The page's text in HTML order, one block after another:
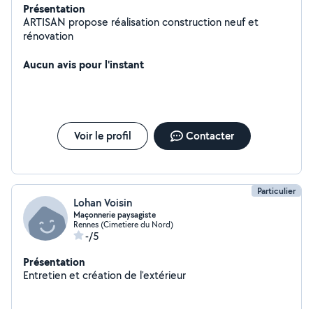
Présentation
ARTISAN propose réalisation construction neuf et
rénovation
Aucun avis pour l'instant
Voir le profil Contacter
Particulier
Lohan Voisin
Maçonnerie paysagiste
Rennes (Cimetiere du Nord)
-/5
Présentation
Entretien et création de l'extérieur